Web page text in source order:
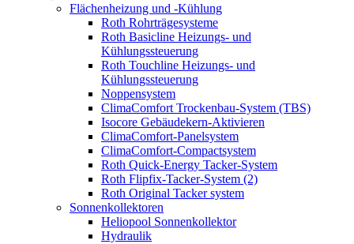
Flächenheizung und -Kühlung
Roth Rohrträgesysteme
Roth Basicline Heizungs- und
Kühlungssteuerung
Roth Touchline Heizungs- und
Kühlungssteuerung
Noppensystem
ClimaComfort Trockenbau-System (TBS)
Isocore Gebäudekern-Aktivieren
ClimaComfort-Panelsystem
ClimaComfort-Compactsystem
Roth Quick-Energy Tacker-System
Roth Flipfix-Tacker-System (2)
Roth Original Tacker system
Sonnenkollektoren
Heliopool Sonnenkollektor
Hydraulik